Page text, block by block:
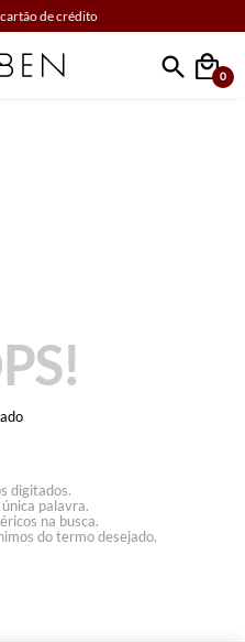
de crédito
0
digitados.
palavra.
na busca.
do termo desejado.